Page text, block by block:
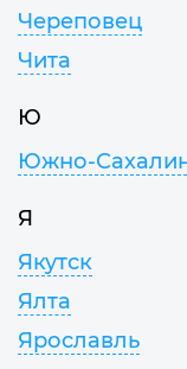
Череповец
Чита
Ю
Южно-
Я
Якутск
Ялта
Ярославль